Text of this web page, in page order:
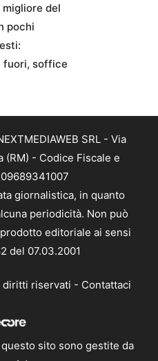
migliore del
pochi
fuori, soffice
SRL - Via
(RM) - Codice Fiscale e
giornalistica, in quanto
periodicità. Non può
editoriale ai sensi
del 07.03.2001
riservati - Contattaci
sito sono gestite da